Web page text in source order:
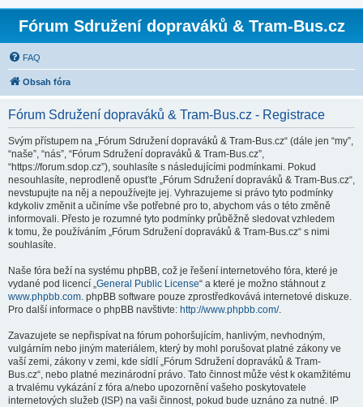
Fórum Sdružení dopraváků & Tram-Bus.cz
FAQ
Obsah fóra
Fórum Sdružení dopraváků & Tram-Bus.cz - Registrace
Svým přístupem na „Fórum Sdružení dopraváků & Tram-Bus.cz“ (dále jen “my”,
“naše”, “nás”, “Fórum Sdružení dopraváků & Tram-Bus.cz”,
“https://forum.sdop.cz”), souhlasíte s následujícími podmínkami. Pokud
nesouhlasíte, neprodleně opusťte „Fórum Sdružení dopraváků & Tram-Bus.cz“,
nevstupujte na něj a nepoužívejte jej. Vyhrazujeme si právo tyto podmínky
kdykoliv změnit a učiníme vše potřebné pro to, abychom vás o této změně
informovali. Přesto je rozumné tyto podmínky průběžně sledovat vzhledem
k tomu, že používáním „Fórum Sdružení dopraváků & Tram-Bus.cz“ s nimi
souhlasíte.
Naše fóra beží na systému phpBB, což je řešení internetového fóra, které je
vydané pod licencí „General Public License“ a které je možno stáhnout z
www.phpbb.com. phpBB software pouze zprostředkovává internetové diskuze.
Pro další informace o phpBB navštivte: http://www.phpbb.com/.
Zavazujete se nepřispívat na fórum pohoršujícím, hanlivým, nevhodným,
vulgárním nebo jiným materiálem, který by mohl porušovat platné zákony ve
vaší zemi, zákony v zemi, kde sídlí „Fórum Sdružení dopraváků & Tram-
Bus.cz“, nebo platné mezinárodní právo. Tato činnost může vést k okamžitému
a trvalému vykázání z fóra a/nebo upozornění vašeho poskytovatele
internetových služeb (ISP) na vaši činnost, pokud bude uznáno za nutné. IP